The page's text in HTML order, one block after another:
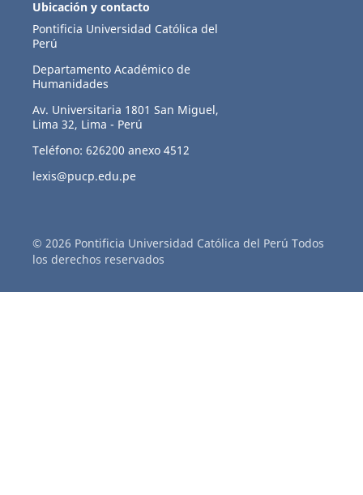
Ubicación y contacto
Pontificia Universidad Católica del
Perú
Departamento Académico de
Humanidades
Av. Universitaria 1801 San Miguel,
Lima 32, Lima - Perú
Teléfono: 626200 anexo 4512
lexis@pucp.edu.pe
© 2026 Pontificia Universidad Católica del Perú Todos
los derechos reservados